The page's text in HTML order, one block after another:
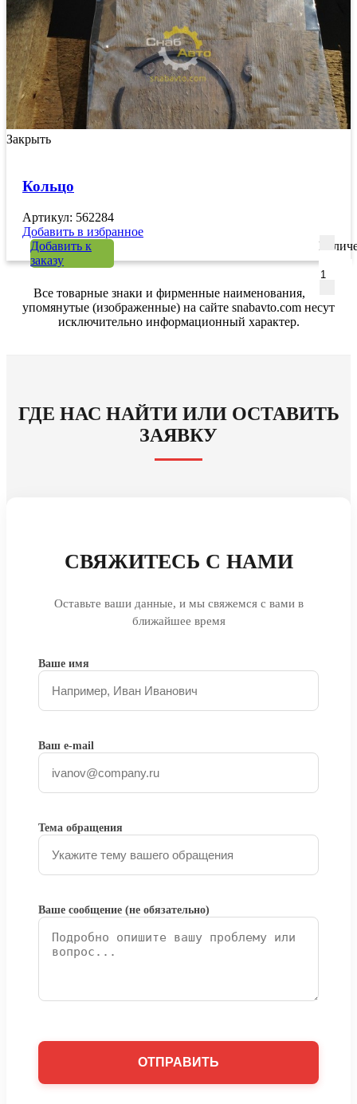
Закрыть
Кольцо
Артикул: 562284
Добавить в избранное
Добавить к
заказу
Все товарные знаки и фирменные наименования,
упомянутые (изображенные) на сайте snabavto.com несут
исключительно информационный характер.
ГДЕ НАС НАЙТИ ИЛИ ОСТАВИТЬ
ЗАЯВКУ
СВЯЖИТЕСЬ С НАМИ
Оставьте ваши данные, и мы свяжемся с вами в
ближайшее время
Ваше имя
Ваш e-mail
Тема обращения
Ваше сообщение (не обязательно)